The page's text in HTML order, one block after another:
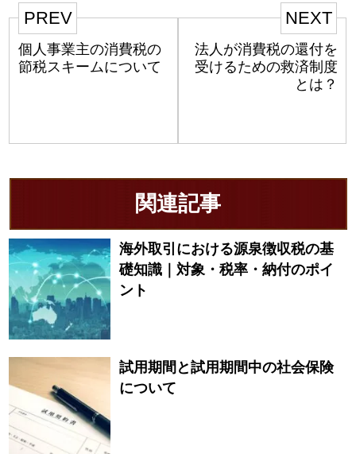
PREV
個人事業主の消費税の
節税スキームについて
NEXT
法人が消費税の還付を
受けるための救済制度
とは？
関連記事
海外取引における源泉徴収税の基
礎知識｜対象・税率・納付のポイ
ント
試用期間と試用期間中の社会保険
について